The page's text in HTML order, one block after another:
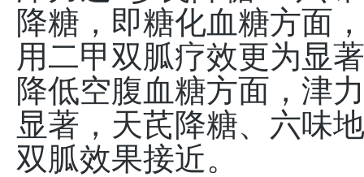
降糖，即糖化血糖方面
用二甲双胍疗效更为显
降低空腹血糖方面，津
显著，天芪降糖、六味
双胍效果接近。